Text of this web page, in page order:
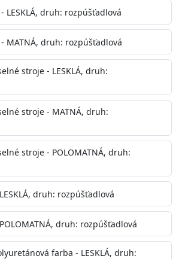
pod 5°C a nad teplotu 35°C alebo
nad 80%.
špeciálne zaobchádzanie na
podľa spôsobu aplikácie
dotyk
: 3-4 hodiny
3l, 9l, 15l
vrstvu
striekacia pištoľ
: 1
v systéme Colorfull: áno
: 1,54 ± 0,02 Kg / L (ISO 2811)
LESKLÁ, druh: rozpúšťadlová
MATNÁ, druh: rozpúšťadlová
stroje - LESKLÁ, druh:
stroje - MATNÁ, druh:
stroje - POLOMATNÁ, druh:
druh: rozpúšťadlová
druh: rozpúšťadlová
farba - LESKLÁ, druh: